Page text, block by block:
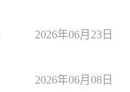
2026年06月23日
2026年06月08日